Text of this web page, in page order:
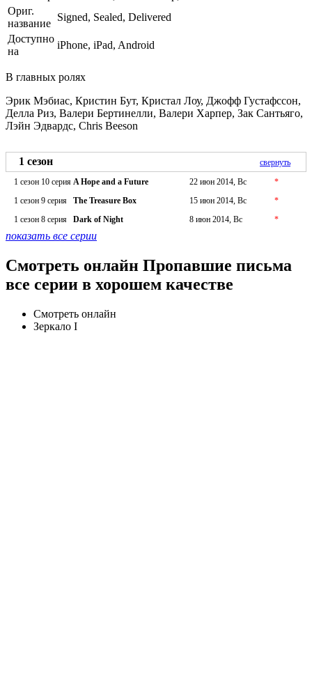
Ориг.
название
Signed, Sealed, Delivered
Доступно
на
iPhone, iPad, Android
В главных ролях
Эрик Мэбиас, Кристин Бут, Кристал Лоу, Джофф Густафссон,
Делла Риз, Валери Бертинелли, Валери Харпер, Зак Сантьяго,
Лэйн Эдвардс, Chris Beeson
1 сезон
свернуть
1 сезон 10 серия A Hope and a Future 22 июн 2014, Вс
*
1 сезон 9 серия
The Treasure Box 15 июн 2014, Вс
*
1 сезон 8 серия
Dark of Night 8 июн 2014, Вс *
показать все серии
Смотреть онлайн Пропавшие письма
все серии в хорошем качестве
Смотреть онлайн
Зеркало I